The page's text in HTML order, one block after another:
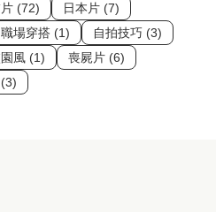
(72)
日本片 (7)
職場穿搭 (1)
自拍技巧 (3)
風 (1)
喪屍片 (6)